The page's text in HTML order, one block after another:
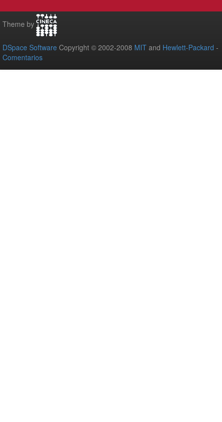
Theme by
DSpace Software Copyright © 2002-2008 MIT and Hewlett-Packard -
Comentarios